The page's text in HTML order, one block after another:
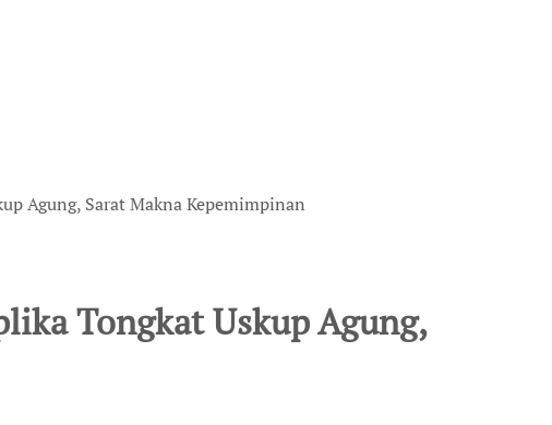
Agung, Sarat Makna Kepemimpinan
Tongkat Uskup Agung,